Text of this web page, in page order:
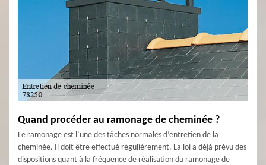
Quand procéder au ramonage de cheminée ?
Le ramonage est l’une des tâches normales d’entretien de la
cheminée. Il doit être effectué régulièrement. La loi a déjà prévu des
dispositions quant à la fréquence de réalisation du ramonage de